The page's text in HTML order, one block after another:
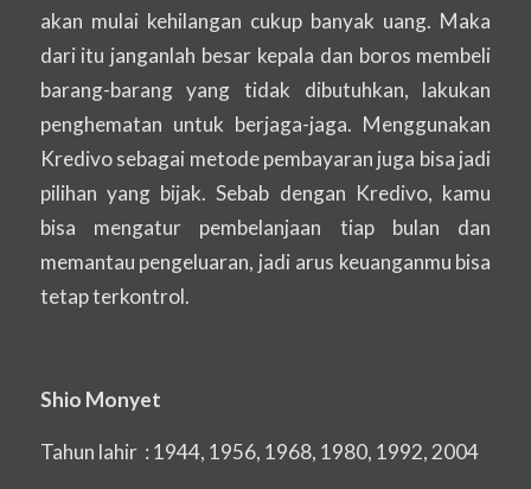
akan mulai kehilangan cukup banyak uang. Maka
dari itu janganlah besar kepala dan boros membeli
barang-barang yang tidak dibutuhkan, lakukan
penghematan untuk berjaga-jaga. Menggunakan
Kredivo sebagai metode pembayaran juga bisa jadi
pilihan yang bijak. Sebab dengan Kredivo, kamu
bisa mengatur pembelanjaan tiap bulan dan
memantau pengeluaran, jadi arus keuanganmu bisa
tetap terkontrol.
Shio Monyet
Tahun lahir : 1944, 1956, 1968, 1980, 1992, 2004